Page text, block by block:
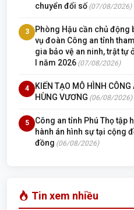
chuyển đổi số (07/08/2026)
3
Phòng Hậu cần chủ
vụ đoàn Công an tỉnh
gia bảo vệ an ninh, trật tự
I năm 2026 (07/08/2026)
4
KIẾN TẠO MÔ HÌNH
HÙNG VƯƠNG (06/08/2026)
5
Công an tỉnh Phú Thọ tập
hành án hình sự tại cộng
đồng (06/08/2026)
Tin xem nhiều